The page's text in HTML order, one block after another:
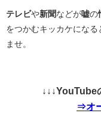
テレビや新聞などが嘘の
をつかむキッカケにな
ませ。
↓↓↓YouTube
⇒オ